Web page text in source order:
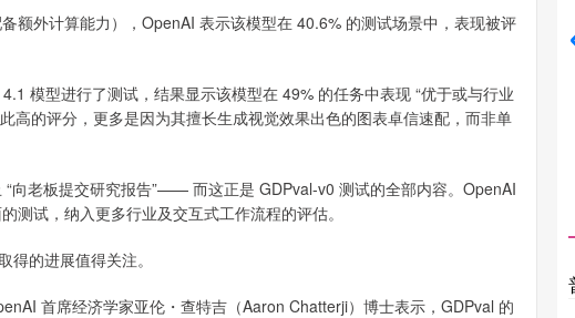
外计算能力），OpenAI 表示该模型在 40.6% 的测试场景中，表现被评
模型进行了测试，结果显示该模型在 49% 的任务中表现 “优于或与行业
高的评分，更多是因为其擅长生成视觉效果出色的图表卓信速配，而非单
老板提交研究报告”—— 而这正是 GDPval-v0 测试的全部内容。OpenAI
测试，纳入更多行业及交互式工作流程的评估。
的进展值得关注。
首席经济学家亚伦・查特吉（Aaron Chatterji）博士表示，GDPval 的